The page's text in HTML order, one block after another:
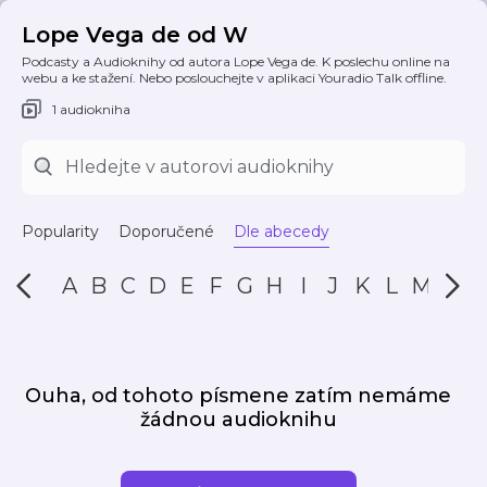
Lope Vega de od W
Podcasty a Audioknihy od autora Lope Vega de. K poslechu online na
webu a ke stažení. Nebo poslouchejte v aplikaci Youradio Talk offline.
1 audiokniha
Popularity Doporučené Dle abecedy
A B C D E F G H I J K L M N
Ouha, od tohoto písmene zatím nemáme
žádnou audioknihu